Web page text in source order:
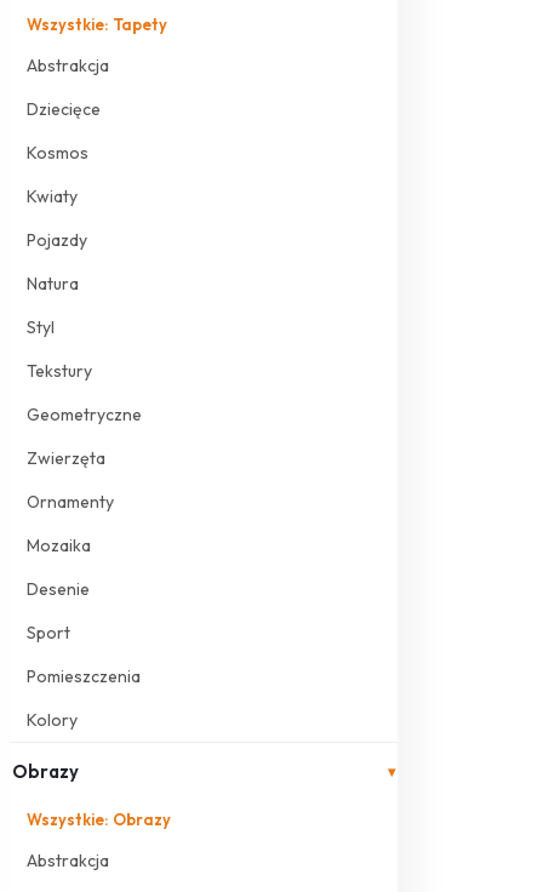
Wszystkie: Tapety
Abstrakcja
Dziecięce
Kosmos
Kwiaty
Pojazdy
Natura
Styl
Tekstury
Geometryczne
Zwierzęta
Ornamenty
Mozaika
Desenie
Sport
Pomieszczenia
Kolory
Obrazy ▾
Wszystkie: Obrazy
Abstrakcja